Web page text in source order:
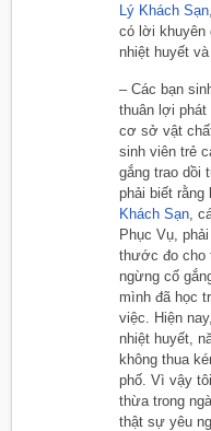
Lý Khách Sạn
có lời khuyên
nhiệt huyết
– Các bạn
thuân lợi phát
cơ sở vật
sinh viên trẻ
gắng trao dồi
phải biết rằng
Khách Sạn ,
Phục Vụ,
thước đo cho
ngừng cố
mình đã học
việc. Hiện
nhiệt huyết,
không thua
phố. Vì vậy
thừa trong
thật sự yêu